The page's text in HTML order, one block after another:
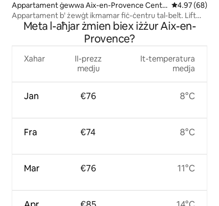
Appartament ġewwa Aix-en-Provence Centr
e Ville
Rating medju
4.97 (68)
Appartament b' żewġt ikmamar fiċ-ċentru tal-belt. Lift
Air-cond.
Meta l-aħjar żmien biex iżżur Aix-en-
Provence?
Xahar
Jan
Fra
Mar
Il-prezz
medju
€76
€74
€76
It-temperatura
medja
8°C
8°C
11°C